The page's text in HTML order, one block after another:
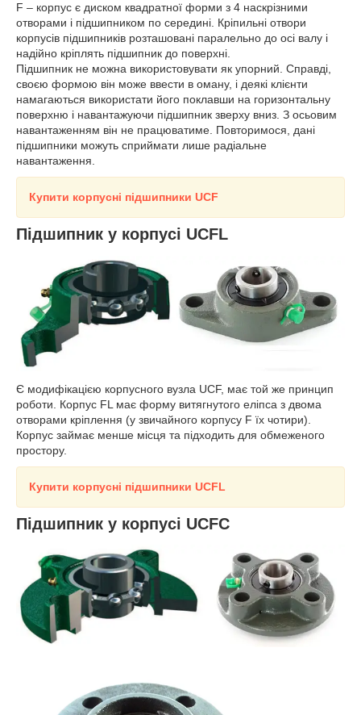
F – корпус є диском квадратної форми з 4 наскрізними
отворами і підшипником по середині. Кріпильні отвори
корпусів підшипників розташовані паралельно до осі валу і
надійно кріплять підшипник до поверхні.
Підшипник не можна використовувати як упорний. Справді,
своєю формою він може ввести в оману, і деякі клієнти
намагаються використати його поклавши на горизонтальну
поверхню і навантажуючи підшипник зверху вниз. З осьовим
навантаженням він не працюватиме. Повторимося, дані
підшипники можуть сприймати лише радіальне
навантаження.
Купити корпусні підшипники UCF
Підшипник у корпусі UCFL
Є модифікацією корпусного вузла UCF, має той же принцип
роботи. Корпус FL має форму витягнутого еліпса з двома
отворами кріплення (у звичайного корпусу F їх чотири).
Корпус займає менше місця та підходить для обмеженого
простору.
Купити корпусні підшипники UCFL
Підшипник у корпусі UCFС